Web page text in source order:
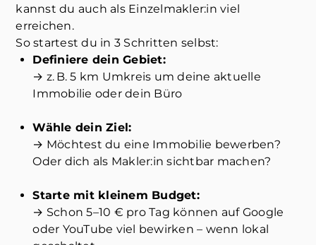
kannst du auch als Einzelmakler:in viel
erreichen.
So startest du in 3 Schritten selbst:
Definiere dein Gebiet:
→ z. B. 5 km Umkreis um deine aktuelle
Immobilie oder dein Büro
Wähle dein Ziel:
→ Möchtest du eine Immobilie bewerben?
Oder dich als Makler:in sichtbar machen?
Starte mit kleinem Budget:
→ Schon 5–10 € pro Tag können auf Google
oder YouTube viel bewirken – wenn lokal